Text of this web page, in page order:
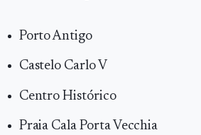
Porto Antigo
Castelo Carlo V
Centro Histórico
Praia Cala Porta Vecchia